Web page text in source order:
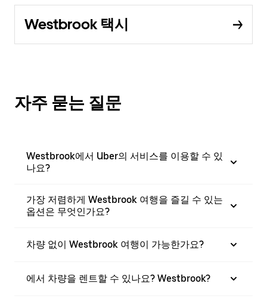
Westbrook 택시
자주 묻는 질문
Westbrook에서 Uber의 서비스를 이용할 수 있
나요?
가장 저렴하게 Westbrook 여행을 즐길 수 있는
옵션은 무엇인가요?
차량 없이 Westbrook 여행이 가능한가요?
에서 차량을 렌트할 수 있나요? Westbrook?